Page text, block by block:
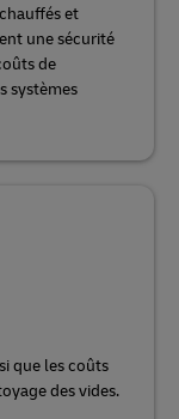
et
une sécurité
de
systèmes
que les coûts
des vides.